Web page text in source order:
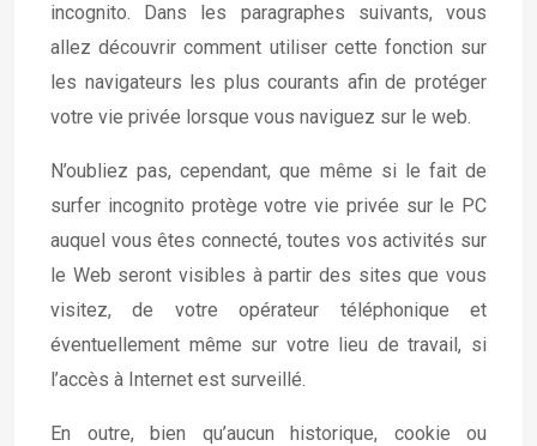
incognito. Dans les paragraphes suivants, vous
allez découvrir comment utiliser cette fonction sur
les navigateurs les plus courants afin de protéger
votre vie privée lorsque vous naviguez sur le web.
N’oubliez pas, cependant, que même si le fait de
surfer incognito protège votre vie privée sur le PC
auquel vous êtes connecté, toutes vos activités sur
le Web seront visibles à partir des sites que vous
visitez, de votre opérateur téléphonique et
éventuellement même sur votre lieu de travail, si
l’accès à Internet est surveillé.
En outre, bien qu’aucun historique, cookie ou